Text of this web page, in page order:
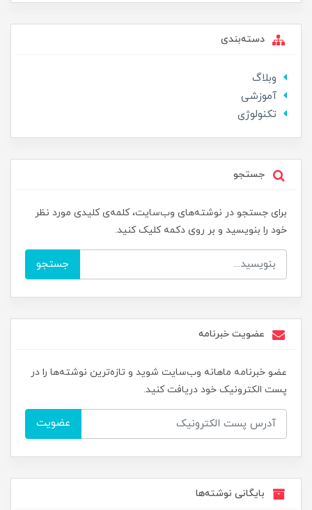
دسته‌بندی
وبلاگ
آموزشی
تکنولوژی
جستجو
برای جستجو در نوشته‌های وب‌سایت، کلمه‌ی کلیدی مورد نظر
خود را بنویسید و بر روی دکمه کلیک کنید.
جستجو
عضویت خبرنامه
عضو خبرنامه ماهانه وب‌سایت شوید و تازه‌ترین نوشته‌ها را در
پست الکترونیک خود دریافت کنید.
عضویت
بایگانی نوشته‌ها